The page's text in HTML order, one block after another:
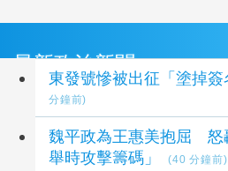
最新政治新聞
東發號慘被出征「塗掉
分鐘前)
魏平政為王惠美抱屈 怒
舉時攻擊籌碼」
(40 分鐘前)